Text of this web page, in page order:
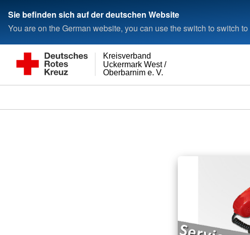
Sie befinden sich auf der deutschen Website
You are on the German website, you can use the switch to switch
Oberbarnim e. V.
Uckermark West /
Kreisverband